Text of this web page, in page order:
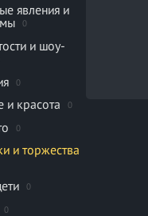
явления и
0
и шоу-
0
и красота 0
0
и торжества
0
0